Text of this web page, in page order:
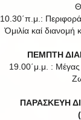
10.30΄π.μ.:
Ὁμιλία καί
ΠΕΜΠΤΗ
19.00΄μ.μ. : Μέγας
ΠΑΡΑΣΚΕΥΗ